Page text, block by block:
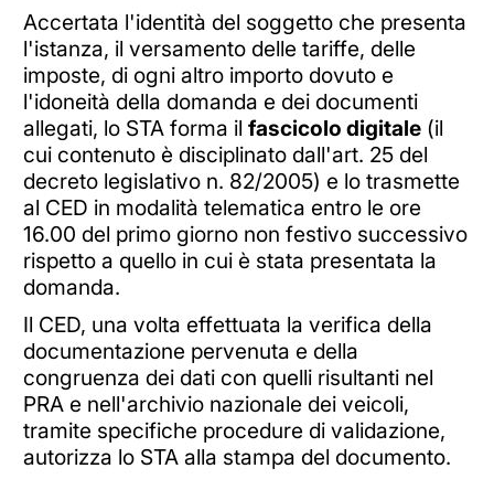
Accertata l'identità del soggetto che presenta
l'istanza, il versamento delle tariffe, delle
imposte, di ogni altro importo dovuto e
l'idoneità della domanda e dei documenti
allegati, lo STA forma il fascicolo digitale(il
cui contenuto è disciplinato dall'art. 25 del
decreto legislativo n. 82/2005) e lo trasmette
al CED in modalità telematica entro le ore
16.00 del primo giorno non festivo successivo
rispetto a quello in cui è stata presentata la
domanda.
Il CED, una volta effettuata la verifica della
documentazione pervenuta e della
congruenza dei dati con quelli risultanti nel
PRA e nell'archivio nazionale dei veicoli,
tramite specifiche procedure di validazione,
autorizza lo STA alla stampa del documento.